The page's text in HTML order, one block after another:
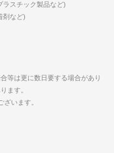
ラスチック製品など)
剤など)
等は更に数日要する場合があり
ます。
います。